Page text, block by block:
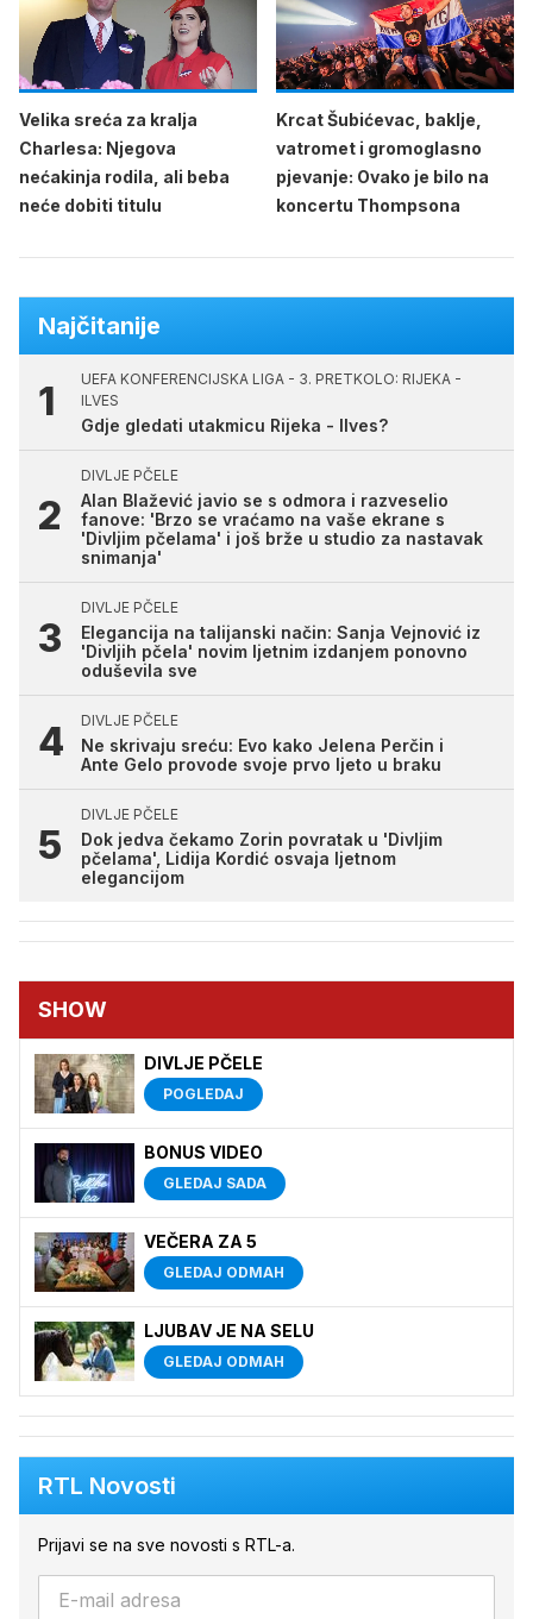
Velika sreća za kralja
Charlesa: Njegova
nećakinja rodila, ali beba
neće dobiti titulu
Krcat Šubićevac, baklje,
vatromet i gromoglasno
pjevanje: Ovako je bilo na
koncertu Thompsona
Najčitanije
UEFA KONFERENCIJSKA LIGA - 3. PRETKOLO: RIJEKA -
ILVES
Gdje gledati utakmicu Rijeka - Ilves?
DIVLJE PČELE
Alan Blažević javio se s odmora i razveselio
fanove: 'Brzo se vraćamo na vaše ekrane s
'Divljim pčelama' i još brže u studio za nastavak
snimanja'
DIVLJE PČELE
Elegancija na talijanski način: Sanja Vejnović iz
'Divljih pčela' novim ljetnim izdanjem ponovno
oduševila sve
DIVLJE PČELE
Ne skrivaju sreću: Evo kako Jelena Perčin i
Ante Gelo provode svoje prvo ljeto u braku
DIVLJE PČELE
Dok jedva čekamo Zorin povratak u 'Divljim
pčelama', Lidija Kordić osvaja ljetnom
elegancijom
SHOW
DIVLJE PČELE
POGLEDAJ
BONUS VIDEO
GLEDAJ SADA
VEČERA ZA 5
GLEDAJ ODMAH
LJUBAV JE NA SELU
GLEDAJ ODMAH
RTL Novosti
Prijavi se na sve novosti s RTL-a.